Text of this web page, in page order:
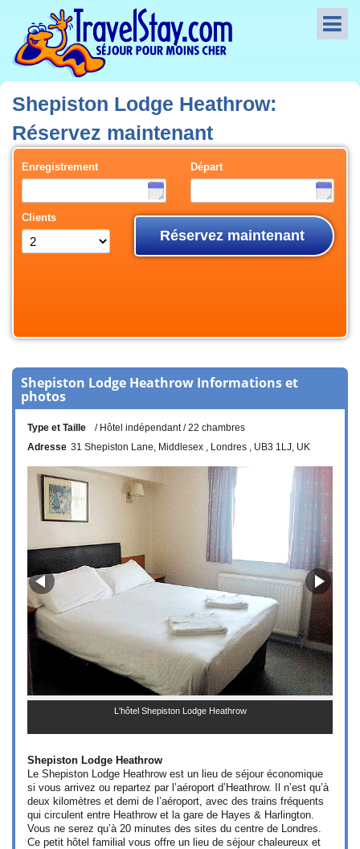
Shepiston Lodge Heathrow:
Réservez maintenant
Enregistrement Départ
Clients
Réservez maintenant
Shepiston Lodge Heathrow Informations et
photos
Type et Taille Hôtel indépendant
22 chambres
Adresse 31 Shepiston Lane Middlesex Londres UB3 1LJ UK
L'hôtel Shepiston Lodge Heathrow
Shepiston Lodge Heathrow
Le Shepiston Lodge Heathrow est un lieu de séjour économique
si vous arrivez ou repartez par l’aéroport d’Heathrow. Il n’est qu’à
deux kilomètres et demi de l’aéroport, avec des trains fréquents
qui circulent entre Heathrow et la gare de Hayes & Harlington.
Vous ne serez qu’à 20 minutes des sites du centre de Londres.
Ce petit hôtel familial vous offre un lieu de séjour chaleureux et